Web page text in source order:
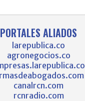
PORTALES ALIADOS
larepublica.co
agronegocios.co
canalrcn.com
rcnradio.com